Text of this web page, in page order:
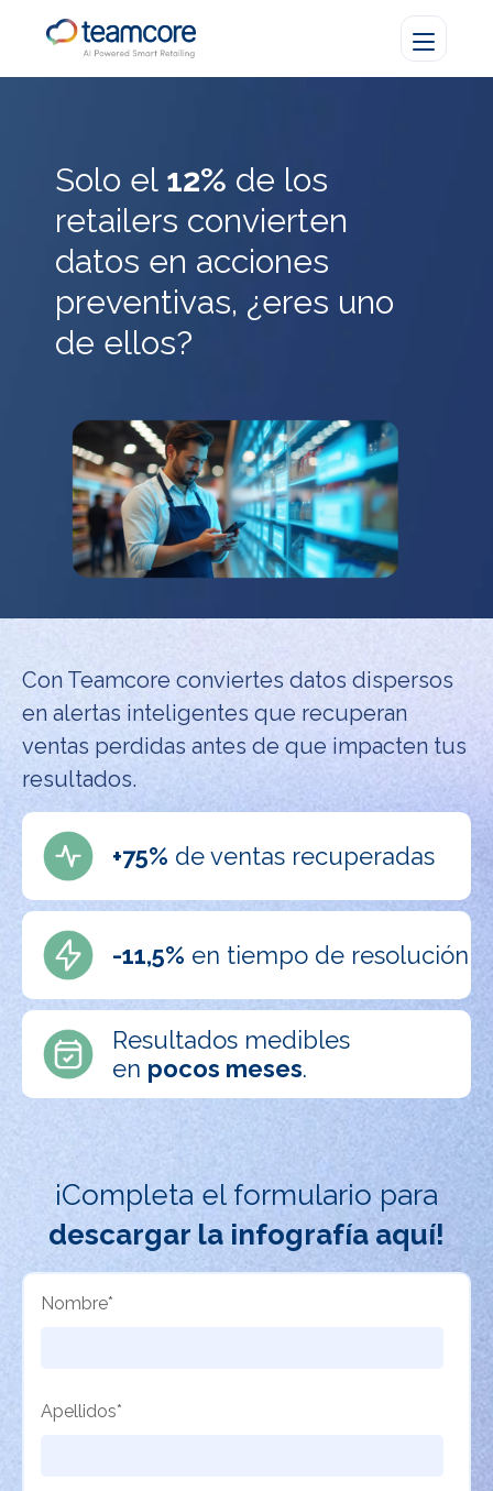
Solo el 12% de los
retailers convierten
datos en acciones
preventivas, ¿eres uno
de ellos?
Con Teamcore conviertes datos dispersos
en alertas inteligentes que recuperan
ventas perdidas antes de que impacten tus
resultados.
+75% de ventas recuperadas
-11,5% en tiempo de resolución
Resultados medibles
en pocos meses.
¡Completa el formulario para
descargar la infografía aquí!
Nombre*
Apellidos*